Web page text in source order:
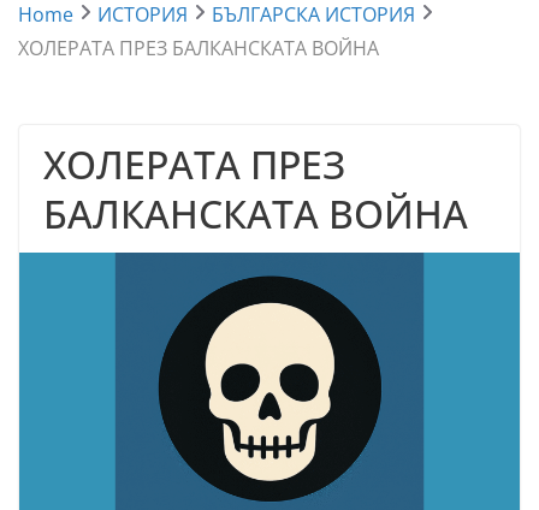
Home ИСТОРИЯ
БЪЛГАРСКА ИСТОРИЯ
ХОЛЕРАТА ПРЕЗ БАЛКАНСКАТА ВОЙНА
ХОЛЕРАТА ПРЕЗ
БАЛКАНСКАТА ВОЙНА